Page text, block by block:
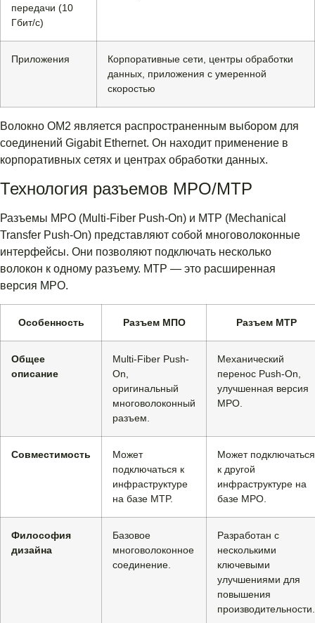
передачи (10
Гбит/с)
Приложения
Корпоративные сети, центры обработки
данных, приложения с умеренной
скоростью
Волокно OM2 является распространенным выбором для
соединений Gigabit Ethernet. Он находит применение в
корпоративных сетях и центрах обработки данных.
Технология разъемов MPO/MTP
Разъемы MPO (Multi-Fiber Push-On) и MTP (Mechanical
Transfer Push-On) представляют собой многоволоконные
интерфейсы. Они позволяют подключать несколько
волокон к одному разъему. MTP — это расширенная
версия MPO.
Особенность Разъем МПО Разъем МТР
Общее
описание
Multi-Fiber Push-
On,
оригинальный
многоволоконный
разъем.
Механический
перенос Push-On,
улучшенная версия
MPO.
Совместимость
Может
подключаться к
инфраструктуре
на базе MTP.
Может подключаться
к другой
инфраструктуре на
базе MPO.
Философия
дизайна
Базовое
многоволоконное
соединение.
Разработан с
несколькими
ключевыми
улучшениями для
повышения
производительности.